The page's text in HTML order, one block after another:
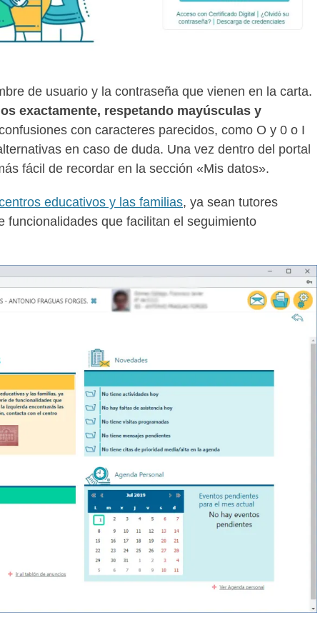
de usuario y la contraseña que vienen en la carta.
exactamente, respetando mayúsculas y
con caracteres parecidos, como O y 0 o I
en caso de duda. Una vez dentro del portal
fácil de recordar en la sección «Mis datos».
educativos y las familias, ya sean tutores
funcionalidades que facilitan el seguimiento